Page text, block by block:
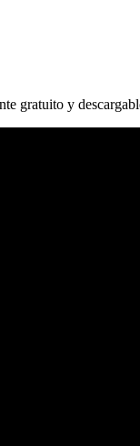
gratuito y